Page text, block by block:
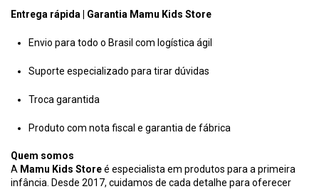
Entrega rápida | Garantia Mamu Kids Store
Envio para todo o Brasil com logística ágil
Suporte especializado para tirar dúvidas
Troca garantida
Produto com nota fiscal e garantia de fábrica
Quem somos
A Mamu Kids Storeé especialista em produtos para a primeira
infância. Desde 2017, cuidamos de cada detalhe para oferecer